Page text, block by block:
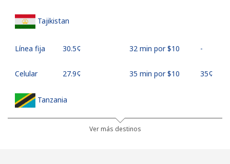
Tajikistan
Línea fija ⁦30.5¢⁩ 32 min por ⁦$10⁩ -
Celular ⁦27.9¢⁩ 35 min por ⁦$10⁩ ⁦35¢⁩
Tanzania
27 min por ⁦$10⁩
Ver más destinos